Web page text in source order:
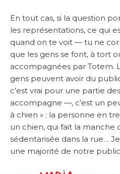
En tout cas, si la question
les représentations, ce qui
quand on te voit — tu ne
que les gens se font, à tort
accompagnées par Totem.
gens peuvent avoir du
c’est vrai pour une partie
accompagne —, c’est un
à chien » : la personne en
un chien, qui fait la manche
sédentarisée dans la rue…
une majorité de notre